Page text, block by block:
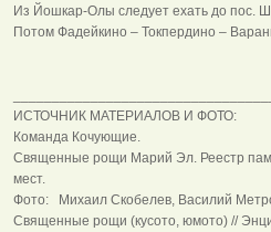
Из Йошкар-Олы следует ехать до пос.
Потом Фадейкино – Токпердино –
ИСТОЧНИК МАТЕРИАЛОВ И ФОТО:
Команда Кочующие.
Священные рощи Марий Эл. Реестр
мест.
Фото: Михаил Скобелев, Василий
Священные рощи (кусото, юмото) //